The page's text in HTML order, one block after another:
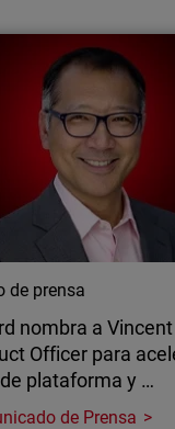
de prensa
nombra a
Officer para
plataforma y …
de Prensa